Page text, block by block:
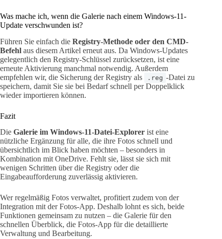
Was mache ich, wenn die Galerie nach einem Windows-11-
Update verschwunden ist?
Führen Sie einfach die Registry-Methode oder den CMD-
Befehl aus diesem Artikel erneut aus. Da Windows-Updates
gelegentlich den Registry-Schlüssel zurücksetzen, ist eine
erneute Aktivierung manchmal notwendig. Außerdem
empfehlen wir, die Sicherung der Registry als
.reg -Datei zu
speichern, damit Sie sie bei Bedarf schnell per Doppelklick
wieder importieren können.
Fazit
Die Galerie im Windows-11-Datei-Explorer ist eine
nützliche Ergänzung für alle, die ihre Fotos schnell und
übersichtlich im Blick haben möchten – besonders in
Kombination mit OneDrive. Fehlt sie, lässt sie sich mit
wenigen Schritten über die Registry oder die
Eingabeaufforderung zuverlässig aktivieren.
Wer regelmäßig Fotos verwaltet, profitiert zudem von der
Integration mit der Fotos-App. Deshalb lohnt es sich, beide
Funktionen gemeinsam zu nutzen – die Galerie für den
schnellen Überblick, die Fotos-App für die detaillierte
Verwaltung und Bearbeitung.